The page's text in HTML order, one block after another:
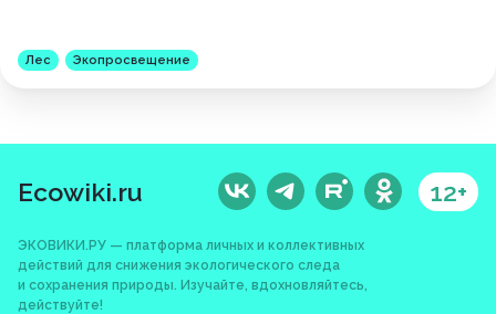
Лес Экопросвещение
Ecowiki.ru 12+
ЭКОВИКИ.РУ — платформа личных и коллективных
действий для снижения экологического следа
и сохранения природы. Изучайте, вдохновляйтесь,
действуйте!